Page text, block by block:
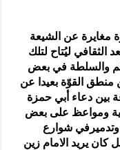
مغايرة عن الشيعة
الثقافي ليُتاح لتلك
والسلطة في بعض
منطق القوّة بعيدا عن
بين دعاء أبي حمزة
ومواعظ على بعض
شوارع
يريد الامام زين